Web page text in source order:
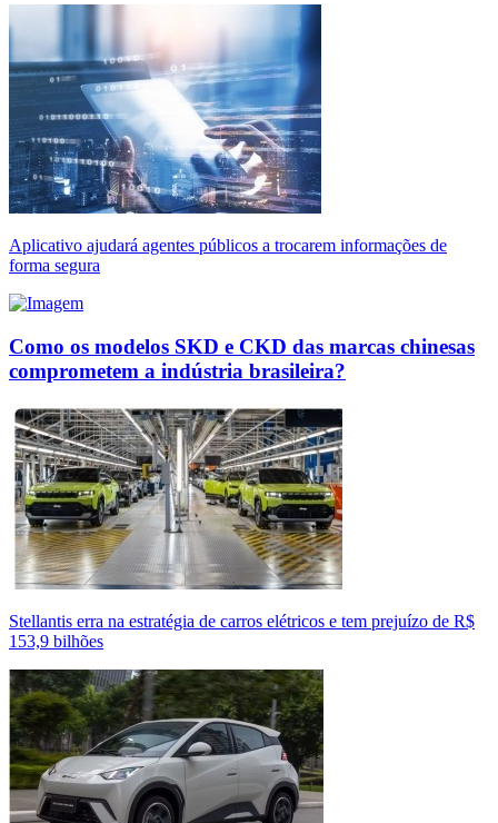
Aplicativo ajudará agentes públicos a trocarem informações de
forma segura
Como os modelos SKD e CKD das marcas chinesas
comprometem a indústria brasileira?
Stellantis erra na estratégia de carros elétricos e tem prejuízo de R$
153,9 bilhões